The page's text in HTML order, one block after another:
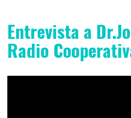
Entrevista a
Radio